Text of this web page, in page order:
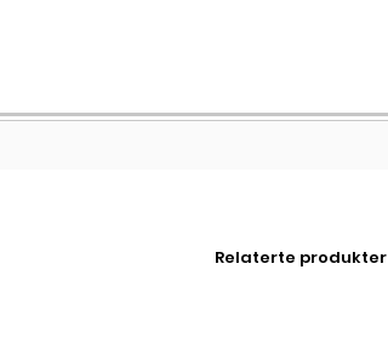
Relaterte produkter